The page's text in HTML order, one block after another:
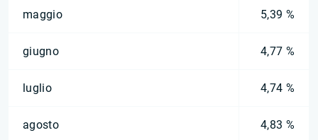
maggio 5,39 %
giugno 4,77 %
luglio 4,74 %
agosto 4,83 %